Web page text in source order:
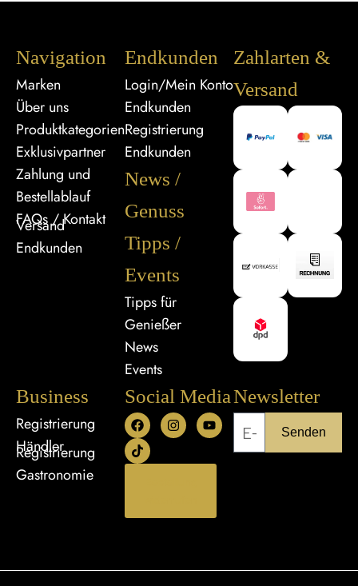
Navigation
Marken
Über uns
Produktkategorien
Exklusivpartner
Zahlung und
Bestellablauf
FAQs / Kontakt
Versand
Endkunden
Endkunden
Login/Mein Konto
Endkunden
Registrierung
Endkunden
News /
Genuss
Tipps /
Events
Tipps für
Genießer
News
Events
Zahlarten &
Versand
Business
Registrierung
Händler
Registrierung
Gastronomie
Social MediaNewsletter
Senden